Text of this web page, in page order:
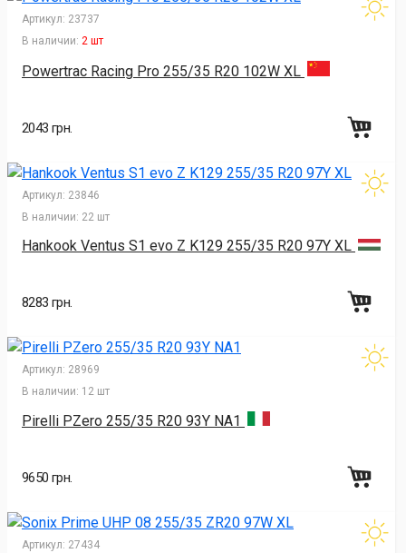
Артикул: 23737
В наличии: 2 шт
Powertrac Racing Pro 255/35 R20 102W XL
2043 грн.
Артикул: 23846
В наличии: 22 шт
Hankook Ventus S1 evo Z K129 255/35 R20 97Y XL
8283 грн.
Артикул: 28969
В наличии: 12 шт
Pirelli PZero 255/35 R20 93Y NA1
9650 грн.
Артикул: 27434